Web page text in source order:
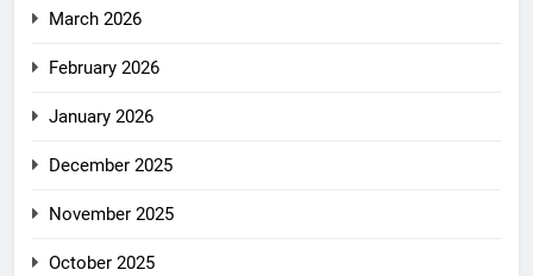
March 2026
February 2026
January 2026
December 2025
November 2025
October 2025